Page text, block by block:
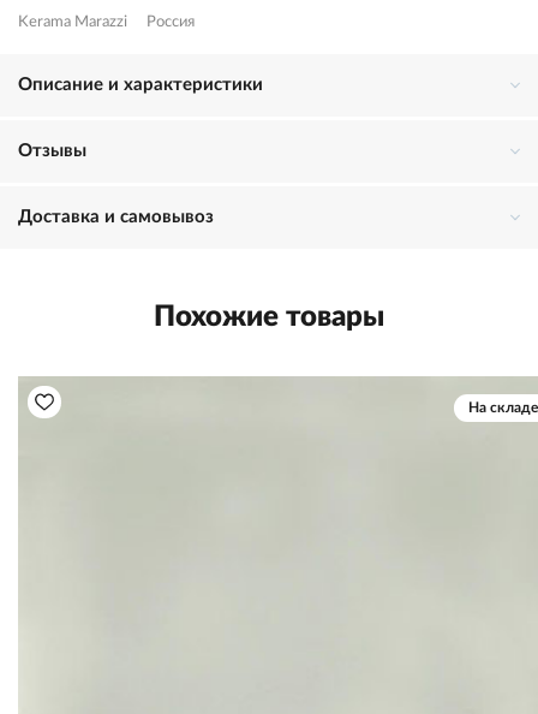
Kerama Marazzi Россия
Описание и характеристики
Отзывы
Доставка и самовывоз
Похожие товары
На складе